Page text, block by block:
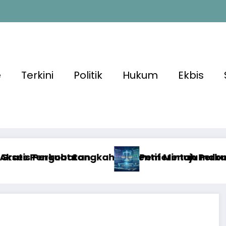
Terkini Politik Hukum Ekbis
Menuju Indonesia Lebih Sehat
Pemerintah Perkuat Ekosistem Media Digital